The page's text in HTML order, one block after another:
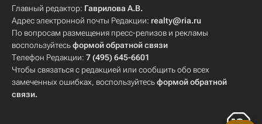
Главный редактор: Гаврилова А.В.
Адрес электронной почты Редакции: realty@ria.ru
По вопросам размещения пресс-релизов и рекламы
воспользуйтесьформой обратной связи
Телефон Редакции: 7 (495) 645-6601
Чтобы связаться с редакцией или сообщить обо всех
замеченных ошибках, воспользуйтесьформой обратной
связи.